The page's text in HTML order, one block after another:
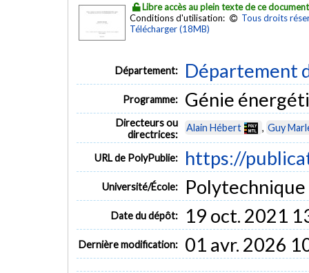
Libre accès au plein texte de ce document
Conditions d'utilisation:
Tous droits
Télécharger (18MB)
Département: Département
Programme: Génie
Directeurs ou
directrices:
Alain Hébert , Guy
URL de PolyPublie: https://
Université/École:
Date du dépôt: 19 oct. 2021
Dernière modification: 01 avr. 2026